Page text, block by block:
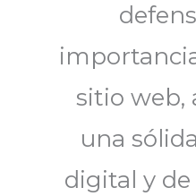
sitio web,
una
digital y